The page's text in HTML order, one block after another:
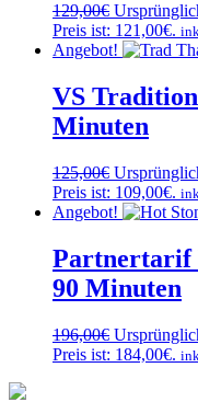
129,00€
Preis ist: 121,00€.
Angebot!
VS
Minuten
125,00€
Preis ist: 109,00€.
Angebot!
Partnertarif
90 Minuten
196,00€
Preis ist: 184,00€.